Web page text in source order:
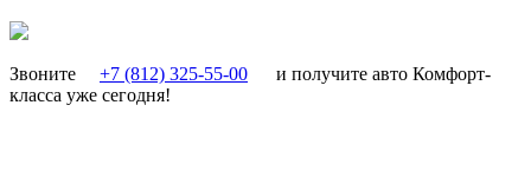
Звоните +7 (812) 325-55-00 и получите авто Комфорт-
класса уже сегодня!